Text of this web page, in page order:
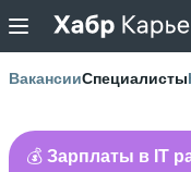
ВакансииСпециалисты
💰 Зарплаты в IT